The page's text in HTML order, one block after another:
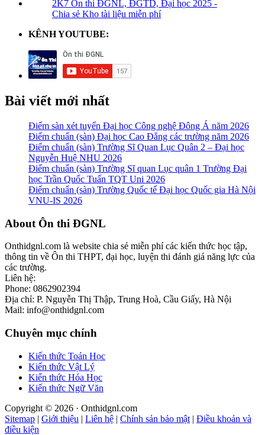
2K7 Ôn thi ĐGNL, ĐGTD, Đại học 2025 -
Chia sẻ Kho tài liệu miễn phí
KÊNH YOUTUBE:
Bài viết mới nhất
Điểm sàn xét tuyển Đại học Công nghệ Đông Á năm 2026
Điểm chuẩn (sàn) Đại học Cao Đẳng các trường năm 2026
Điểm chuẩn (sàn) Trường Sĩ Quan Lục Quân 2 – Đại học
Nguyễn Huệ NHU 2026
Điểm chuẩn (sàn) Trường Sĩ quan Lục quân 1 Trường Đại
học Trần Quốc Tuấn TQT Uni 2026
Điểm chuẩn (sàn) Trường Quốc tế Đại học Quốc gia Hà Nội
VNU-IS 2026
Footer
About Ôn thi ĐGNL
Onthidgnl.com là website chia sẻ miễn phí các kiến thức học tập,
thông tin về Ôn thi THPT, đại học, luyện thi đánh giá năng lực của
các trường.
Liên hệ:
Phone: 0862902394
Địa chỉ: P. Nguyễn Thị Thập, Trung Hoà, Cầu Giấy, Hà Nội
Mail: info@onthidgnl.com
Chuyên mục chính
Kiến thức Toán Học
Kiến thức Vật Lý
Kiến thức Hóa Học
Kiến thức Ngữ Văn
Copyright © 2026 · Onthidgnl.com
Sitemap | Giới thiệu | Liên hệ | Chính sản bảo mật | Điều khoản và
điều kiện